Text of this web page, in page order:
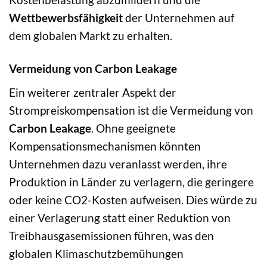
Wettbewerbsfähigkeitder Unternehmen auf
dem globalen Markt zu erhalten.
Vermeidung von Carbon Leakage
Ein weiterer zentraler Aspekt der
Strompreiskompensation ist die Vermeidung von
Carbon Leakage. Ohne geeignete
Kompensationsmechanismen könnten
Unternehmen dazu veranlasst werden, ihre
Produktion in Länder zu verlagern, die geringere
oder keine CO2-Kosten aufweisen. Dies würde zu
einer Verlagerung statt einer Reduktion von
Treibhausgasemissionen führen, was den
globalen Klimaschutzbemühungen